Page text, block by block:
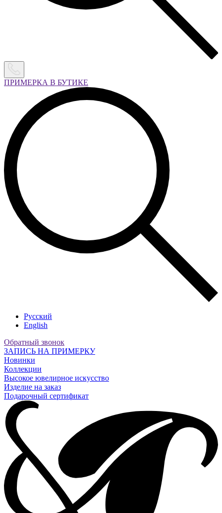
ПРИМЕРКА В БУТИКЕ
Русский
English
Обратный звонок
ЗАПИСЬ НА ПРИМЕРКУ
Новинки
Коллекции
Высокое ювелирное искусство
Изделие на заказ
Подарочный сертификат